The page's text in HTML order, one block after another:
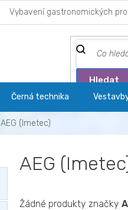
Vybavení gastronomických
Hledat
Černá technika
AEG (Imetec)
AEG
Žádné produkty značky